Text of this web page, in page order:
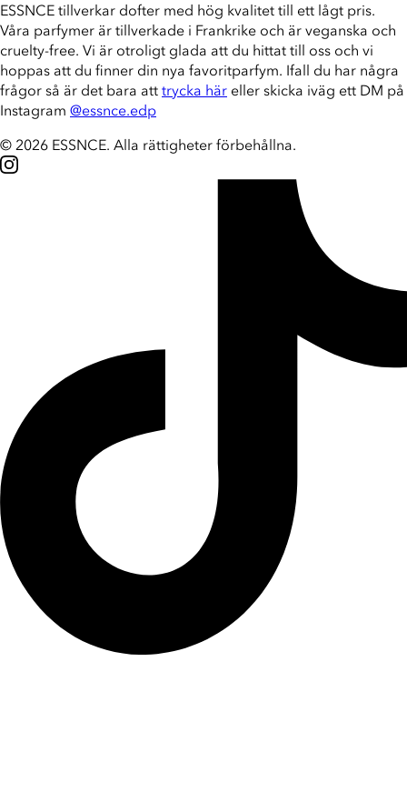
ESSNCE tillverkar dofter med hög kvalitet till ett lågt pris.
Våra parfymer är tillverkade i Frankrike och är veganska och
cruelty-free. Vi är otroligt glada att du hittat till oss och vi
hoppas att du finner din nya favoritparfym. Ifall du har några
frågor så är det bara atttrycka här eller skicka iväg ett DM på
Instagram @essnce.edp
© 2026 ESSNCE. Alla rättigheter förbehållna.